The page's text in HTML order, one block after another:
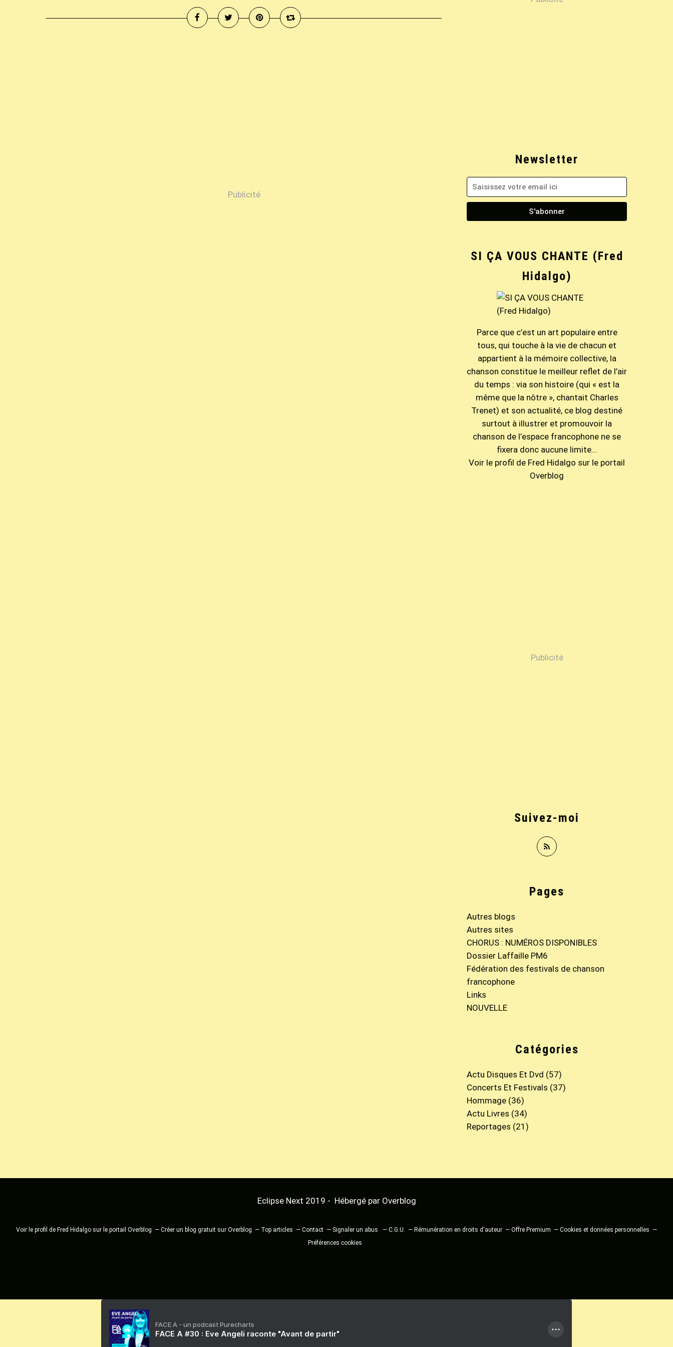
Publicité
Newsletter
Catégories
Actu Disques Et Dvd (57)
Concerts Et Festivals (37)
Hommage (36)
Actu Livres (34)
Reportages (21)
Pages
Autres blogs
Autres sites
CHORUS : NUMÉROS DISPONIBLES
Dossier Laffaille PM6
Fédération des festivals de chanson
francophone
Links
NOUVELLE
SI ÇA VOUS CHANTE (Fred
Hidalgo)
Parce que c’est un art populaire entre
tous, qui touche à la vie de chacun et
appartient à la mémoire collective, la
chanson constitue le meilleur reflet de l’air
du temps : via son histoire (qui « est la
même que la nôtre », chantait Charles
Trenet) et son actualité, ce blog destiné
surtout à illustrer et promouvoir la
chanson de l’espace francophone ne se
fixera donc aucune limite…
Voir le profil de Fred Hidalgo sur le portail
Overblog
Suivez-moi
Publicité
Eclipse Next 2019 - Hébergé par Overblog
Voir le profil de Fred Hidalgo sur le portail Overblog Créer un blog gratuit sur Overblog Top articles Contact Signaler un abus C.G.U. Rémunération en droits d'auteur Offre Premium
Cookies et données personnelles
Préférences cookies
FACE A - un podcast Purecharts
FACE A #30 : Eve Angeli raconte "Avant de partir"